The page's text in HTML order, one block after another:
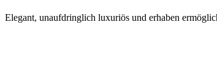
Elegant, unaufdringlich luxuriös und erhaben